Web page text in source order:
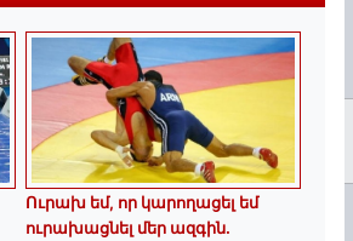
Ուրախ եմ, որ կարողացել եմ
ուրախացնել մեր ազգին.